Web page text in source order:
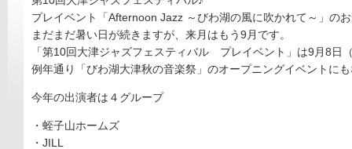
プレイベント「Afternoon Jazz ～びわ湖の風に吹かれて～」の
まだまだ暑い日が続きますが、来月はもう9月です。
「第10回大津ジャズフェスティバル プレイベント」は9月8日
例年通り「びわ湖大津秋の音楽祭」のオープニングイベントに
今年の出演者は４グループ
・蛭子山ホームズ
・JILL